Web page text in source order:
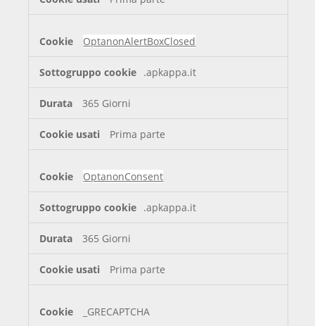
OptanonAlertBoxClosed
.apkappa.it
365 Giorni
Prima parte
OptanonConsent
.apkappa.it
365 Giorni
Prima parte
_GRECAPTCHA